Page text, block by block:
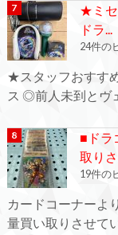
★ミ
ドラ...
24件の
★スタッフおすす
ス ◎前人未到とヴ
■ドラ
取りさ
19件の
カードコーナーよ
量買い取りさせて